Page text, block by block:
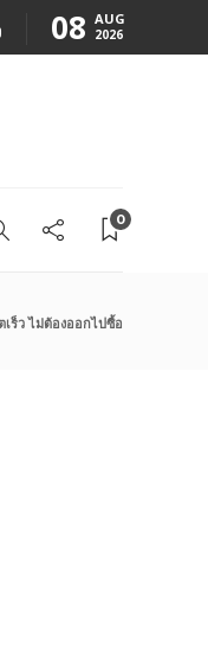
08 AUG
2026
0
ร็ว ไม่ต้องออกไปซื้อ